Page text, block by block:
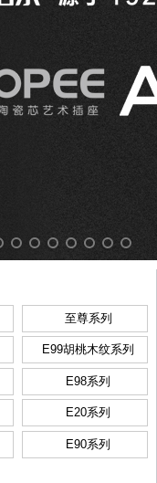
至尊系列
E99胡桃木纹系列
E98系列
E20系列
E90系列